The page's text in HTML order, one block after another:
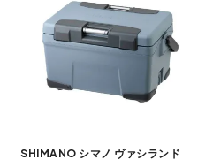
SHIMANO シマノ ヴァシランド